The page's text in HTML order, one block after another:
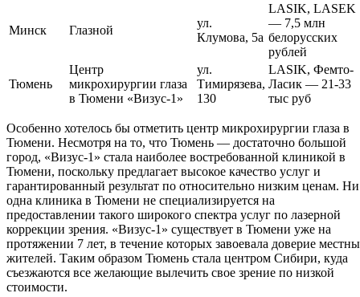
Минск Глазной
ул.
Клумова, 5а
LASIK, LASEK
— 7,5 млн
белорусских
рублей
Тюмень
Центр
микрохирургии глаза
в Тюмени «Визус-1»
ул.
Тимирязева,
130
LASIK, Фемто-
Ласик — 21-33
тыс руб
Особенно хотелось бы отметить центр микрохирургии глаза в
Тюмени. Несмотря на то, что Тюмень — достаточно большой
город, «Визус-1» стала наиболее востребованной клиникой в
Тюмени, поскольку предлагает высокое качество услуг и
гарантированный результат по относительно низким ценам. Ни
одна клиника в Тюмени не специализируется на
предоставлении такого широкого спектра услуг по лазерной
коррекции зрения. «Визус-1» существует в Тюмени уже на
протяжении 7 лет, в течение которых завоевала доверие
жителей. Таким образом Тюмень стала центром Сибири, куда
съезжаются все желающие вылечить свое зрение по низкой
стоимости.